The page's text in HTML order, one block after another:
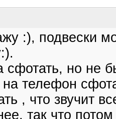
:), подвески
сфотать, но не
на телефон
, что звучит
так что